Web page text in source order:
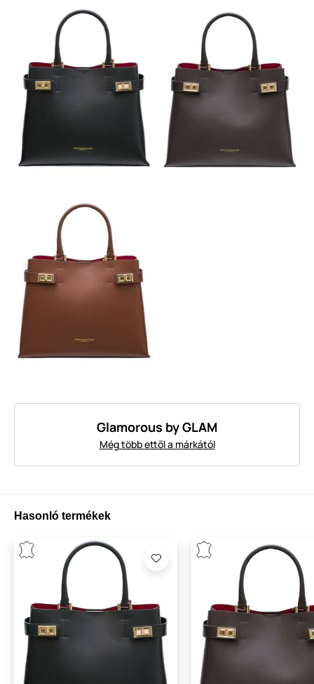
Glamorous by GLAM
Még több ettől a márkától
Hasonló termékek